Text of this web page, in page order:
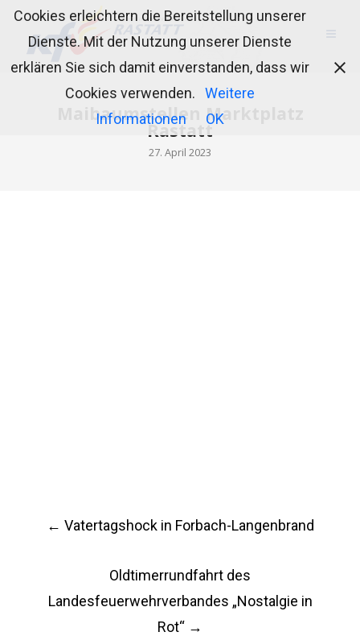
Maibaumstellen Marktplatz
Rastatt
27. April 2023
Post
navigation
← Vatertagshock in Forbach-Langenbrand
Oldtimerrundfahrt des
Landesfeuerwehrverbandes „Nostalgie in
Rot“ →
Cookies erleichtern die Bereitstellung unserer
Dienste. Mit der Nutzung unserer Dienste
erklären Sie sich damit einverstanden, dass wir
Cookies verwenden.
Weitere
Informationen
OK